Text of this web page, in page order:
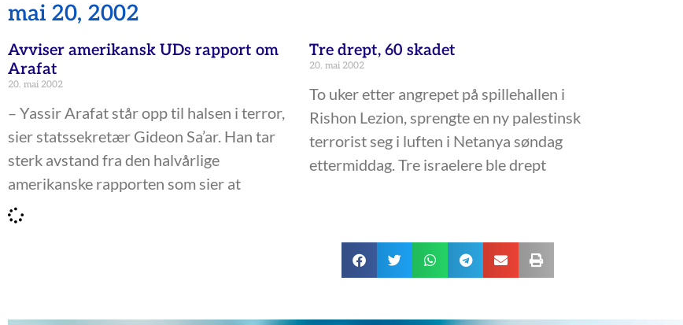
mai 20, 2002
Avviser amerikansk UDs rapport om
Arafat
20. mai 2002
– Yassir Arafat står opp til halsen i terror,
sier statssekretær Gideon Sa’ar. Han tar
sterk avstand fra den halvårlige
amerikanske rapporten som sier at
Tre drept, 60 skadet
20. mai 2002
To uker etter angrepet på spillehallen i
Rishon Lezion, sprengte en ny palestinsk
terrorist seg i luften i Netanya søndag
ettermiddag. Tre israelere ble drept